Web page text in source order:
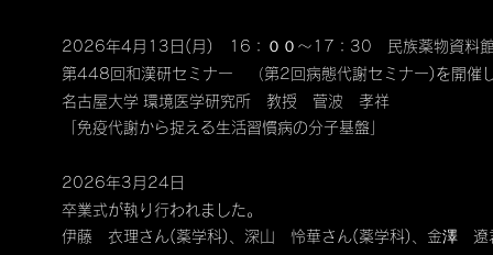
2026年4月13日(月) 16：００～17：30 民族薬物資料館
第448回和漢研セミナー （第2回病態代謝セミナー)を開催
名古屋大学 環境医学研究所 教授 菅波 孝祥
「免疫代謝から捉える生活習慣病の分子基盤」
2026年3月24日
卒業式が執り行われました。
伊藤 衣理さん(薬学科)、深山 怜華さん(薬学科)、金澤 遼